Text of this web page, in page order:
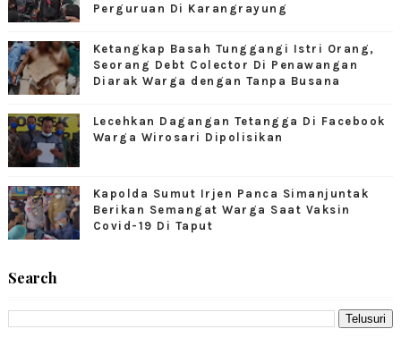
Perguruan Di Karangrayung
Ketangkap Basah Tunggangi Istri Orang,
Seorang Debt Colector Di Penawangan
Diarak Warga dengan Tanpa Busana
Lecehkan Dagangan Tetangga Di Facebook
Warga Wirosari Dipolisikan
Kapolda Sumut Irjen Panca Simanjuntak
Berikan Semangat Warga Saat Vaksin
Covid-19 Di Taput
Search